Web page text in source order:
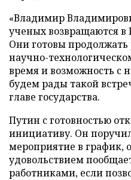
«Владимир
ученых возвращаются
Они готовы
научно-
время и возможность с
будем рады такой
главе государства.
Путин с готовностью
инициативу. Он
мероприятие в график,
удовольствием
работниками, если